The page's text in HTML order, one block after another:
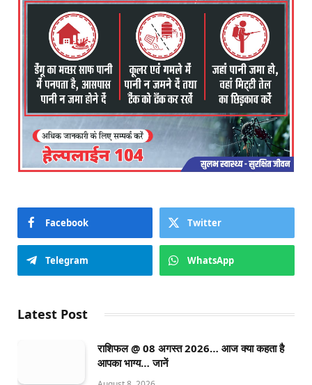
Facebook Twitter
Telegram WhatsApp
Latest Post
राशिफल @ 08 अगस्त 2026… आज क्या कहता है
आपका भाग्य… जानें